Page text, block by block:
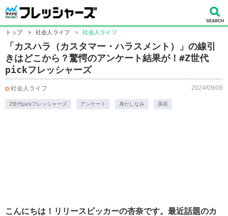
トップ > 社会人ライフ > 社会人ライフ
「カスハラ（カスタマー・ハラスメント）」の線引
きはどこから？驚愕のアンケート結果が！#Z世代
pickフレッシャーズ
社会人ライフ 2024/09/08
Z世代pickフレッシャーズ アンケート 身だしなみ 美容
こんにちは！リリースピッカーの杏奈です。最近話題のカ